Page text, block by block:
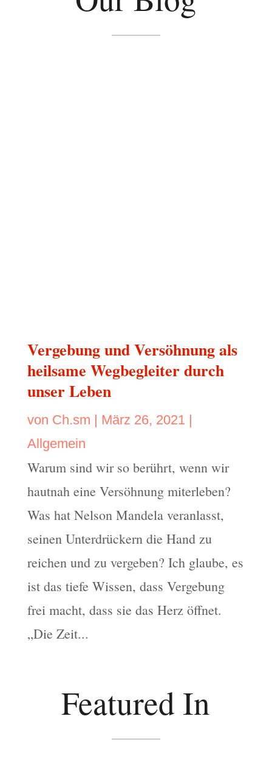
Vergebung und Versöhnung als
heilsame Wegbegleiter durch
unser Leben
von Ch.sm März 26, 2021|
Allgemein
Warum sind wir so berührt, wenn wir
hautnah eine Versöhnung miterleben?
Was hat Nelson Mandela veranlasst,
seinen Unterdrückern die Hand zu
reichen und zu vergeben? Ich glaube, es
ist das tiefe Wissen, dass Vergebung
frei macht, dass sie das Herz öffnet.
„Die Zeit...
Featured In